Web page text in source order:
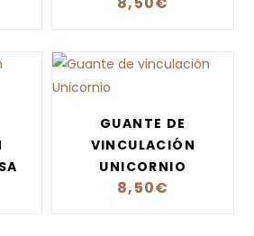
GUANTE DE
VINCULACIÓN
UNICORNIO
8,50€